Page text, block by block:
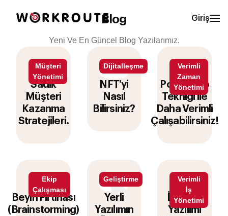
Giriş
Blog
Yeni Ve En Güncel Blog Yazılarımız.
Müşteri
Yönetimi
Sadık
Müşteri
Kazanma
Stratejileri.
Dijitalleşme
NFT'yi
Nasıl
Bilirsiniz?
Verimli
Zaman
Yönetimi
Pomodoro
Tekniği ile
Daha Verimli
Çalışabilirsiniz!
Ekip
Çalışması
Beyin Fırtınası
(Brainstorming)
Geliştirme
Yerli
Yazılımın
Verimli
İş
Yönetimi
İş Takip
Yazılımı